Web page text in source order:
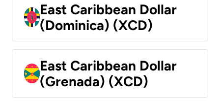
East Caribbean Dollar
(Dominica) (XCD)
East Caribbean Dollar
(Grenada) (XCD)